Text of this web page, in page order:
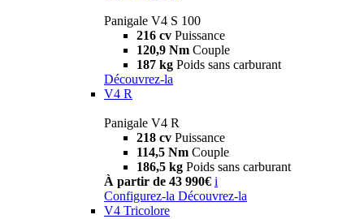
Panigale V4 S 100
216 cv Puissance
120,9 Nm Couple
187 kg Poids sans carburant
Découvrez-la
V4 R
Panigale V4 R
218 cv Puissance
114,5 Nm Couple
186,5 kg Poids sans carburant
À partir de 43 990€ i
Configurez-la Découvrez-la
V4 Tricolore